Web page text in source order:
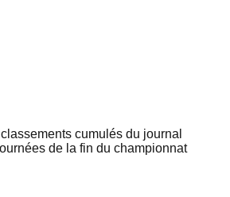
cumulés du journal
de la fin du championnat